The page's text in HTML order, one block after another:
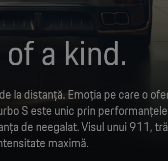
a kind.
la distanță. Emoția pe care o
S este unic prin performanțele
de neegalat. Visul unui 911,
maximă.